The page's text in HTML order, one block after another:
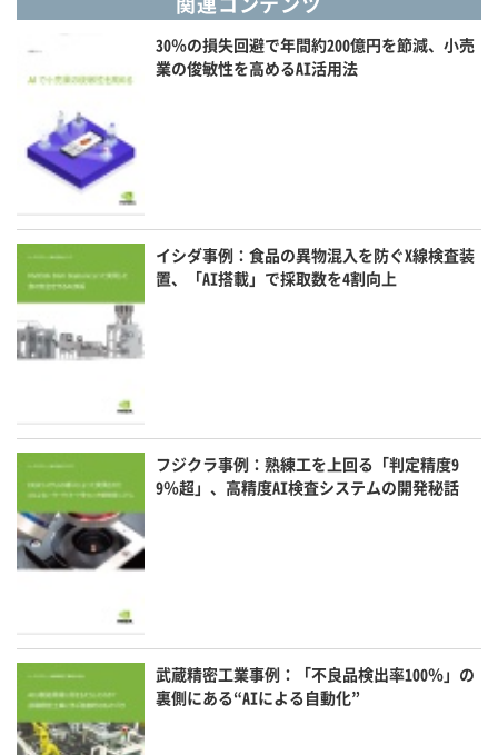
30％の損失回避で年間約200億円を節減、小売
業の俊敏性を高めるAI活用法
イシダ事例：食品の異物混入を防ぐX線検査装
置、「AI搭載」で採取数を4割向上
フジクラ事例：熟練工を上回る「判定精度9
9％超」、高精度AI検査システムの開発秘話
武蔵精密工業事例：「不良品検出率100％」の
裏側にある“AIによる自動化”